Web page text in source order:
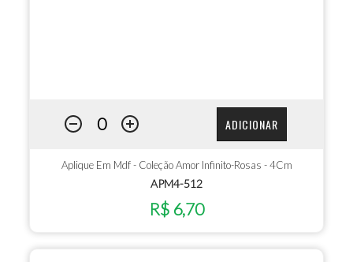
ADICIONAR
Aplique Em Mdf - Coleção Amor Infinito-Rosas - 4Cm
APM4-512
R$ 6,70